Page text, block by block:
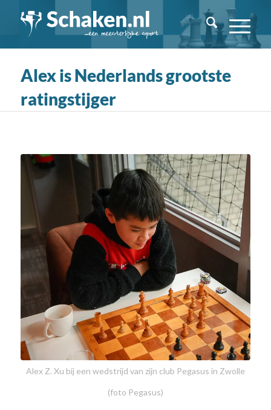
Alex is Nederlands grootste
ratingstijger
Alex Z. Xu bij een wedstrijd van zijn club Pegasus in Zwolle
(foto Pegasus)